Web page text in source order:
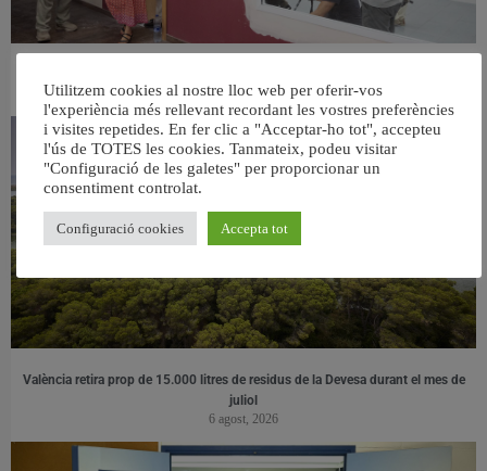
6 agost, 2026
València retira prop de 15.000 litres de residus de la Devesa durant el mes de
juliol
6 agost, 2026
Utilitzem cookies al nostre lloc web per oferir-vos
l'experiència més rellevant recordant les vostres preferències
i visites repetides. En fer clic a "Acceptar-ho tot", accepteu
l'ús de TOTES les cookies. Tanmateix, podeu visitar
"Configuració de les galetes" per proporcionar un
consentiment controlat.
Configuració cookies Accepta tot